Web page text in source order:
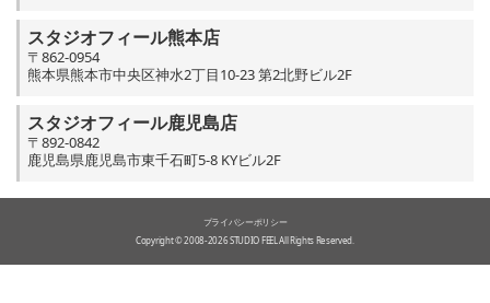
スタジオフィール熊本店
〒862-0954
熊本県熊本市中央区神水2丁目10-23 第2北野ビル2F
スタジオフィール鹿児島店
〒892-0842
鹿児島県鹿児島市東千石町5-8 KYビル2F
プライバシーポリシー
Copyright © 2008-2026 STUDIO FEEL All Rights Reserved.